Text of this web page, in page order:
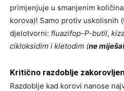
primjenjuje u smanjenim
korova)! Samo protiv uskolisnih
djelotvorni: fluazifop-P-butil,
cikloksidim i kletodim (ne
Kritično razdoblje
Razdoblje kad korovi nanose